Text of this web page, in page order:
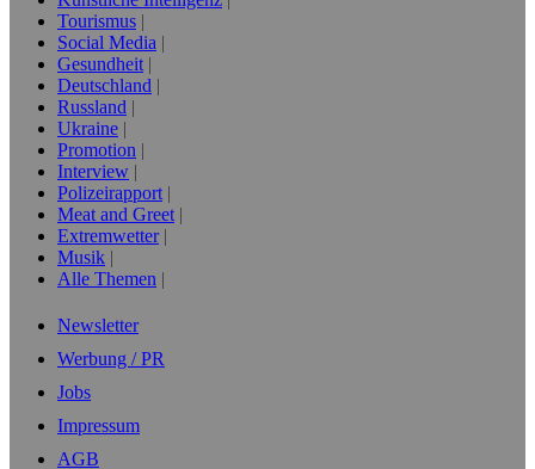
Tourismus
Social Media
Gesundheit
Deutschland
Russland
Ukraine
Promotion
Interview
Polizeirapport
Meat and Greet
Extremwetter
Musik
Alle Themen
Newsletter
Werbung / PR
Jobs
Impressum
AGB